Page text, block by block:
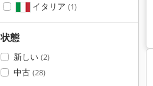
イタリア (1)
状態
新しい (2)
中古 (28)